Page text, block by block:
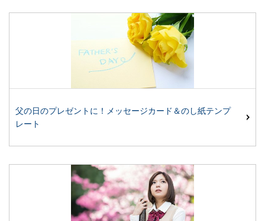
父の日のプレゼントに！メッセージカード＆のし紙テンプ
レート